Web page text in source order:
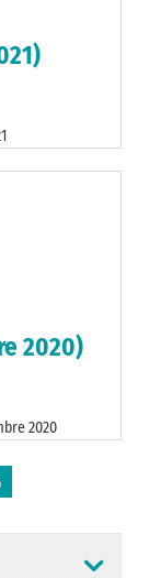
2020)
2020